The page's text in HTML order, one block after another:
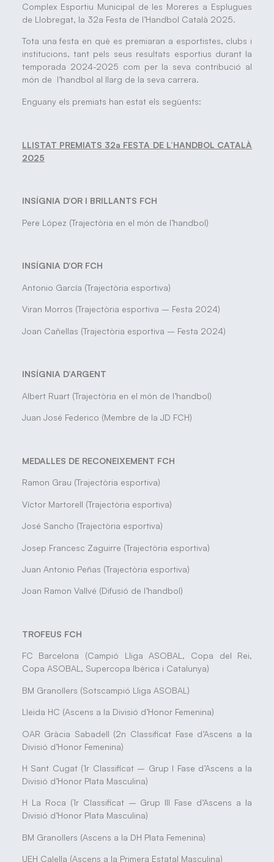
Complex Esportiu Municipal de les Moreres a Esplugues
de Llobregat, la 32a Festa de l’Handbol Català 2025.
Tota una festa en què es premiaran a esportistes, clubs i
institucions, tant pels seus resultats esportius durant la
temporada 2024-2025 com per la seva contribució al
món de l’handbol al llarg de la seva carrera.
Enguany els premiats han estat els següents:
LLISTAT PREMIATS 32a FESTA DE L’HANDBOL CATALÀ
2025
INSÍGNIA D’OR I BRILLANTS FCH
Pere López (Trajectòria en el món de l’handbol)
INSÍGNIA D’OR FCH
Antonio García (Trajectòria esportiva)
Viran Morros (Trajectòria esportiva – Festa 2024)
Joan Cañellas (Trajectòria esportiva – Festa 2024)
INSÍGNIA D’ARGENT
Albert Ruart (Trajectòria en el món de l’handbol)
Juan José Federico (Membre de la JD FCH)
MEDALLES DE RECONEIXEMENT FCH
Ramon Grau (Trajectòria esportiva)
Víctor Martorell (Trajectòria esportiva)
José Sancho (Trajectòria esportiva)
Josep Francesc Zaguirre (Trajectòria esportiva)
Juan Antonio Peñas (Trajectòria esportiva)
Joan Ramon Vallvé (Difusió de l’handbol)
TROFEUS FCH
FC Barcelona (Campió Lliga ASOBAL, Copa del Rei,
Copa ASOBAL, Supercopa Ibèrica i Catalunya)
BM Granollers (Sotscampió Lliga ASOBAL)
Lleida HC (Ascens a la Divisió d’Honor Femenina)
OAR Gràcia Sabadell (2n Classificat Fase d’Ascens a la
Divisió d’Honor Femenina)
H Sant Cugat (1r Classificat – Grup I Fase d’Ascens a la
Divisió d’Honor Plata Masculina)
H La Roca (1r Classificat – Grup III Fase d’Ascens a la
Divisió d’Honor Plata Masculina)
BM Granollers (Ascens a la DH Plata Femenina)
UEH Calella (Ascens a la Primera Estatal Masculina)